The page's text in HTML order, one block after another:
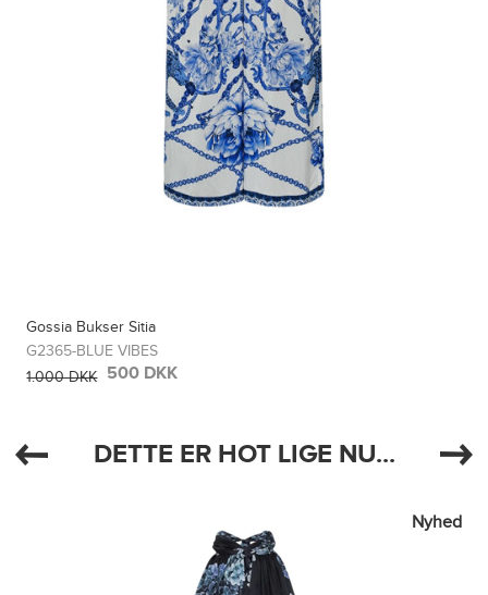
Gossia Bukser Sitia
G2365-BLUE VIBES
1.000 DKK 500 DKK
DETTE ER HOT LIGE NU...